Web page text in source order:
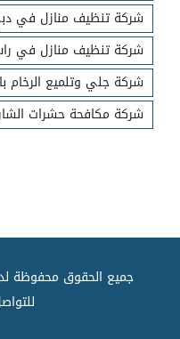
شركة تنظيف منازل في
شركة تنظيف منازل في
شركة جلي وتلميع الرخام
شركة مكافحة حشرات
جميع الحقوق محفوظة